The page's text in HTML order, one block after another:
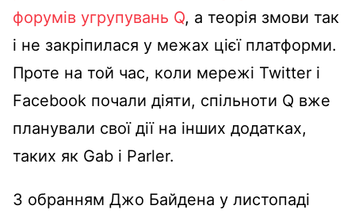
форумів угрупувань Q, а теорія змови так
і не закріпилася у межах цієї платформи.
Проте на той час, коли мережі Twitter і
Facebook почали діяти, спільноти Q вже
планували свої дії на інших додатках,
таких як Gab і Parler.
З обранням Джо Байдена у листопаді